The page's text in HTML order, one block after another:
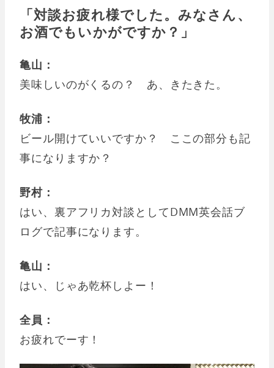
「対談お疲れ様でした。みなさん、
お酒でもいかがですか？」
亀山：
美味しいのがくるの？ あ、きたきた。
牧浦：
ビール開けていいですか？ ここの部分も記
事になりますか？
野村：
はい、裏アフリカ対談としてDMM英会話ブ
ログで記事になります。
亀山：
はい、じゃあ乾杯しよー！
全員：
お疲れでーす！